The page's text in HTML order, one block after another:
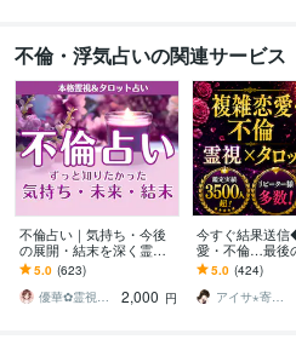
不倫・浮気占いの関連サービス
不倫占い｜気持ち・今後
の展開・結末を深く霊視
します 占うだけでなく、
具体的な行動アドバイス
まで丁寧にお伝えします
5.0 (623)
優華✿霊視で導く癒やしの恋占い師
2,000 円
今すぐ結果送
愛・不倫…最後
します 彼の本音
何が障害か◆奥
音◆霊視タロッ
5.0 (424)
アイサ⋆寄り添い士